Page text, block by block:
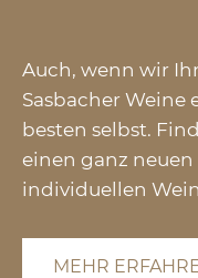
Auch, wenn wir
Sasbacher Weine
besten selbst.
einen ganz
individuellen
MEHR